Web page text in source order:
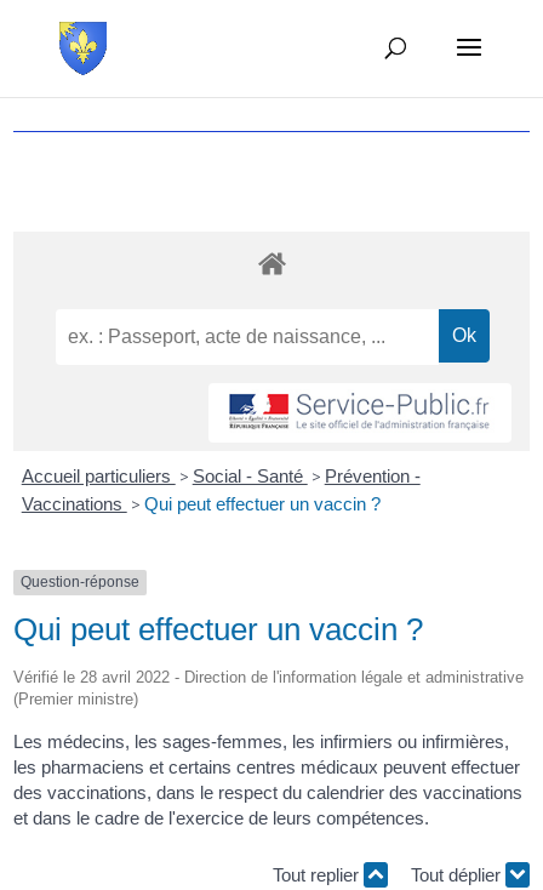
Accueil particuliers > Social - Santé > Prévention -
Vaccinations > Qui peut effectuer un vaccin ?
Question-réponse
Qui peut effectuer un vaccin ?
Vérifié le 28 avril 2022 - Direction de l'information légale et administrative
(Premier ministre)
Les médecins, les sages-femmes, les infirmiers ou infirmières,
les pharmaciens et certains centres médicaux peuvent effectuer
des vaccinations, dans le respect du calendrier des vaccinations
et dans le cadre de l'exercice de leurs compétences.
Tout replier Tout déplier